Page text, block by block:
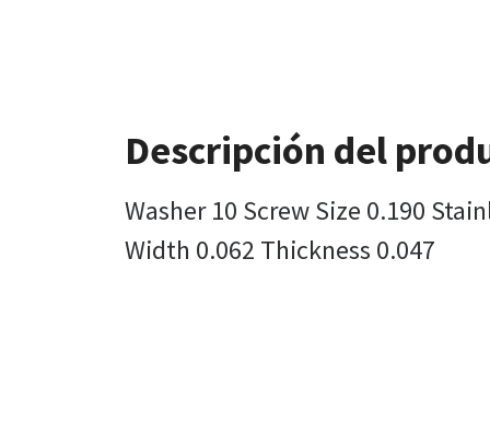
Descripción del
Washer 10 Screw Size 0.190
Width 0.062 Thickness 0.047